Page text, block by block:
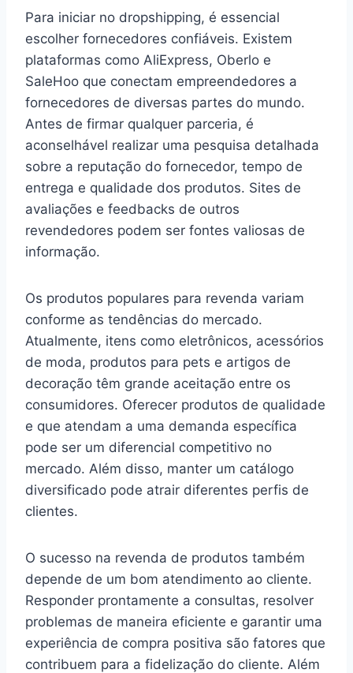
Para iniciar no dropshipping, é essencial
escolher fornecedores confiáveis. Existem
plataformas como AliExpress, Oberlo e
SaleHoo que conectam empreendedores a
fornecedores de diversas partes do mundo.
Antes de firmar qualquer parceria, é
aconselhável realizar uma pesquisa detalhada
sobre a reputação do fornecedor, tempo de
entrega e qualidade dos produtos. Sites de
avaliações e feedbacks de outros
revendedores podem ser fontes valiosas de
informação.
Os produtos populares para revenda variam
conforme as tendências do mercado.
Atualmente, itens como eletrônicos, acessórios
de moda, produtos para pets e artigos de
decoração têm grande aceitação entre os
consumidores. Oferecer produtos de qualidade
e que atendam a uma demanda específica
pode ser um diferencial competitivo no
mercado. Além disso, manter um catálogo
diversificado pode atrair diferentes perfis de
clientes.
O sucesso na revenda de produtos também
depende de um bom atendimento ao cliente.
Responder prontamente a consultas, resolver
problemas de maneira eficiente e garantir uma
experiência de compra positiva são fatores que
contribuem para a fidelização do cliente. Além